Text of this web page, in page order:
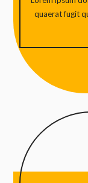
quaerat fugit